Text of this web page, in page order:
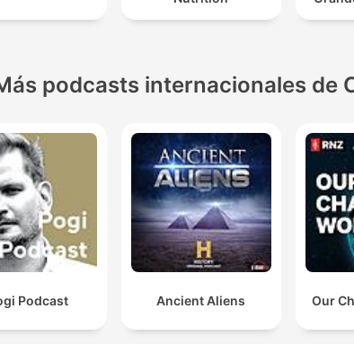
podcasts internacionales de
Podcast Ancient Aliens Our